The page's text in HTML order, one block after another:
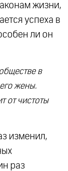
жизни,
успеха в
ли он
в
жены.
от чистоты
изменил,
раз